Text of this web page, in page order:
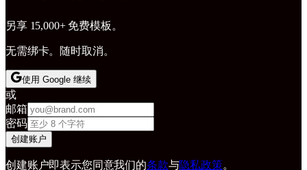
另享 15,000+ 免费模板。
无需绑卡。随时取消。
使用 Google 继续
或
邮箱
密码
创建账户
创建账户即表示您同意我们的条款与隐私政策。